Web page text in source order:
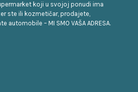
koji u svojoj ponudi ima
ste ili kozmetičar, prodajete,
– MI SMO VAŠA ADRESA.